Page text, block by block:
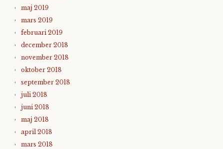
maj 2019
mars 2019
februari 2019
december 2018
november 2018
oktober 2018
september 2018
juli 2018
juni 2018
maj 2018
april 2018
mars 2018